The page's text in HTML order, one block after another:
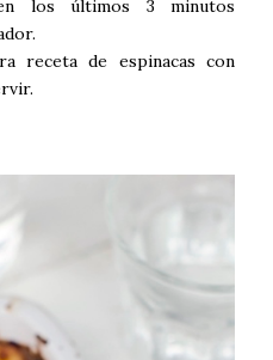
los últimos 3 minutos
receta de espinacas con